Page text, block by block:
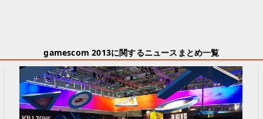
gamescom 2013に関するニュースまとめ一覧